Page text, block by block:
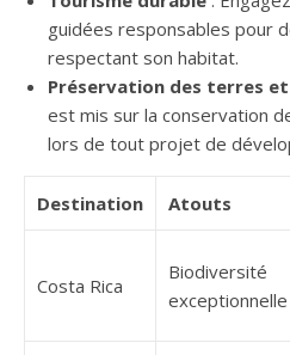
guidées responsables pour
respectant son habitat.
Préservation des terres et
est mis sur la conservation
lors de tout projet de
Destination Atouts
Costa Rica
Biodiversité
exceptionnelle